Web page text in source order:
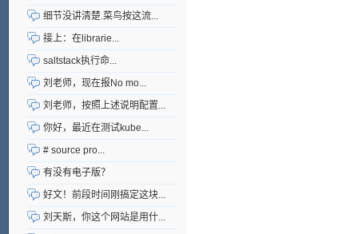
细节没讲清楚.菜鸟按这流...
接上：在librarie...
saltstack执行命...
刘老师，现在报No mo...
刘老师，按照上述说明配置...
你好，最近在测试kube...
# source pro...
有没有电子版？
好文！前段时间刚搞定这块...
刘天斯，你这个网站是用什...